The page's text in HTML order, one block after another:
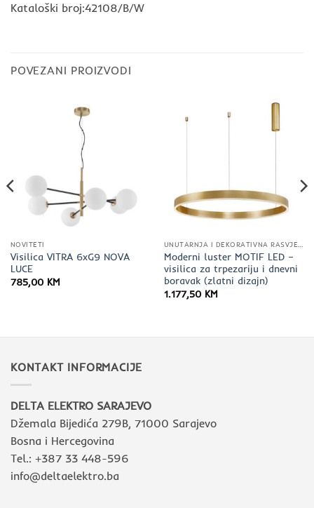
Kataloški broj:42108/B/W
POVEZANI PROIZVODI
NOVITETI
Visilica VITRA 6xG9 NOVA
LUCE
785,00 KM
UNUTARNJA I DEKORATIVNA RASVJETA
Moderni luster MOTIF LED –
visilica za trpezariju i dnevni
boravak (zlatni dizajn)
1.177,50 KM
KONTAKT INFORMACIJE
DELTA ELEKTRO SARAJEVO
Džemala Bijedića 279B, 71000 Sarajevo
Bosna i Hercegovina
Tel.: +387 33 448-596
info@deltaelektro.ba